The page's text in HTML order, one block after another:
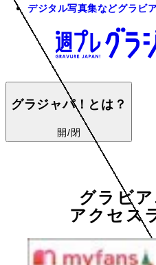
デジタル写真集などグラビ
グラジャパ！とは？
開/閉
グラビ
アクセス